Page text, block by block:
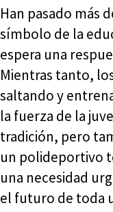
Han pasado más
símbolo de la
espera una
Mientras tanto,
saltando y
la fuerza de la
tradición, pero
un polideportivo
una necesidad
el futuro de toda